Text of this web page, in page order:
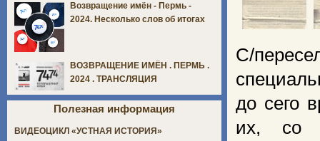
С/
до сего
их, со
Возвращение имён - Пермь -
2024. Несколько слов об итогах
ВОЗВРАЩЕНИЕ ИМЁН . ПЕРМЬ .
2024 . ТРАНСЛЯЦИЯ
Полезная информация
ВИДЕОЦИКЛ «УСТНАЯ ИСТОРИЯ»